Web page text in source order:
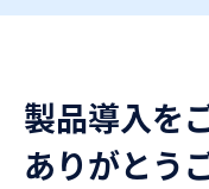
製品導入を
ありがとう